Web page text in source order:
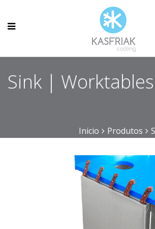
Sink | Worktables
Inicio Produtos